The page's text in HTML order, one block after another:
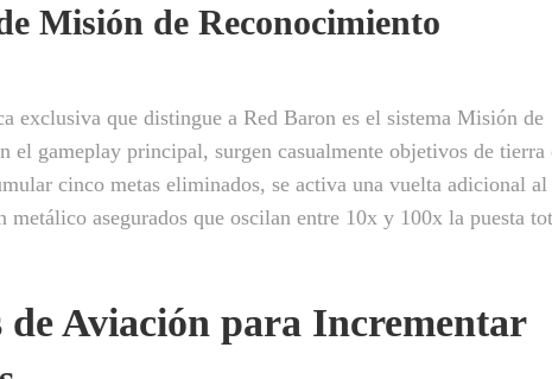
Misión de Reconocimiento
exclusiva que distingue a Red Baron es el sistema Misión de
el gameplay principal, surgen casualmente objetivos de tierra
cinco metas eliminados, se activa una vuelta adicional al
metálico asegurados que oscilan entre 10x y 100x la puesta
de Aviación para Incrementar